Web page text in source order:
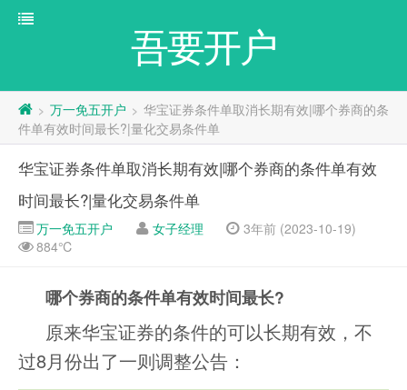
吾要开户
> 万一免五开户 > 华宝证券条件单取消长期有效|哪个券商的条
件单有效时间最长?|量化交易条件单
华宝证券条件单取消长期有效|哪个券商的条件单有效
时间最长?|量化交易条件单
万一免五开户 女子经理
3年前 (2023-10-19)
884℃
哪个券商的条件单有效时间最长?
原来华宝证券的条件的可以长期有效，不
过8月份出了一则调整公告：